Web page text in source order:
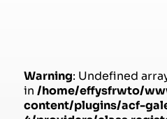
Warning: Undefined
in /home/effysfrwto/
content/plugins/acf-